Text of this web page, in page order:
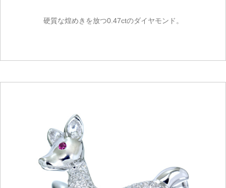
硬質な煌めきを放つ0.47ctのダイヤモンド。